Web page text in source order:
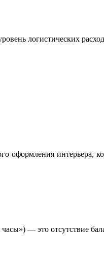
логистических
интерьера,
— это отсутствие